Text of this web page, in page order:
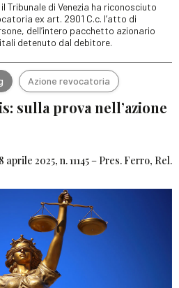
Tribunale di Venezia ha riconosciuto
ex art. 2901 C.c. l’atto di
dell’intero pacchetto azionario
detenuto dal debitore.
Azione revocatoria
sulla prova nell’azione
2025, n. 11145 – Pres. Ferro, Rel.